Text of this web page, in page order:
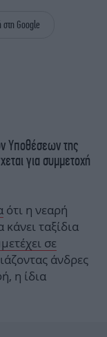
Google
Υποθέσεων της
για συμμετοχή
ότι η νεαρή
ταξίδια
σε
άνδρες
η ίδια